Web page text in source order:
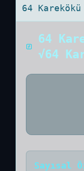
64 Karekökü
64
√64
Sayısal